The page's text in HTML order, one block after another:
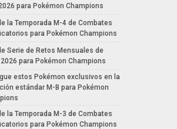
para Pokémon Champions
la Temporada M-4 de Combates
para Pokémon Champions
Serie de Retos Mensuales de
para Pokémon Champions
estos Pokémon exclusivos en la
estándar M-B para Pokémon
la Temporada M-3 de Combates
para Pokémon Champions